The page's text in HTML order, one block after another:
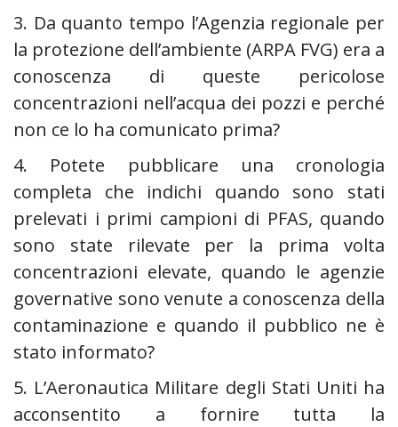
3. Da quanto tempo l’Agenzia regionale per
la protezione dell’ambiente (ARPA FVG) era a
conoscenza di queste pericolose
concentrazioni nell’acqua dei pozzi e perché
non ce lo ha comunicato prima?
4. Potete pubblicare una cronologia
completa che indichi quando sono stati
prelevati i primi campioni di PFAS, quando
sono state rilevate per la prima volta
concentrazioni elevate, quando le agenzie
governative sono venute a conoscenza della
contaminazione e quando il pubblico ne è
stato informato?
5. L’Aeronautica Militare degli Stati Uniti ha
acconsentito a fornire tutta la